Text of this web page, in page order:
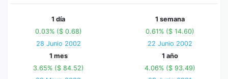
1 día
0.03% ($ 0.68)
28 Junio 2002
1 semana
0.61% ($ 14.60)
22 Junio 2002
1 mes
3.65% ($ 84.52)
1 año
4.06% ($ 93.49)